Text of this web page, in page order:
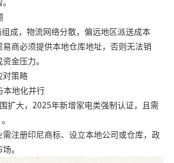
成，物流网络分散，偏远地区派送成本
商必须提供本地仓库地址，否则无法销
金压力。
对策略
本地化并行
扩大，2025年新增家电类强制认证，且需
注册印尼商标、设立本地公司或仓库，政
。